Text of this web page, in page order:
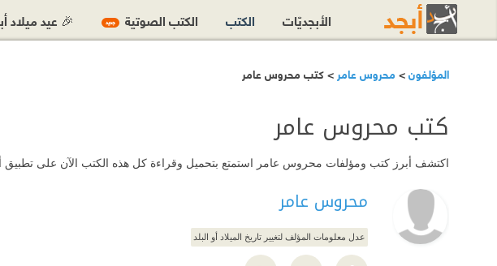
المؤلفون> محروس عامر> كتب محروس عامر
كتب محروس عامر
اكتشف أبرز كتب ومؤلفات محروس عامر استمتع بتحميل وقراءة كل هذه الكتب الآن على تطبيق
محروس عامر
عدل معلومات المؤلف لتغيير تاريخ الميلاد أو البلد
الأبجديّات الكتب الكتب الصوتية جديد 🎉 عيد ميلاد